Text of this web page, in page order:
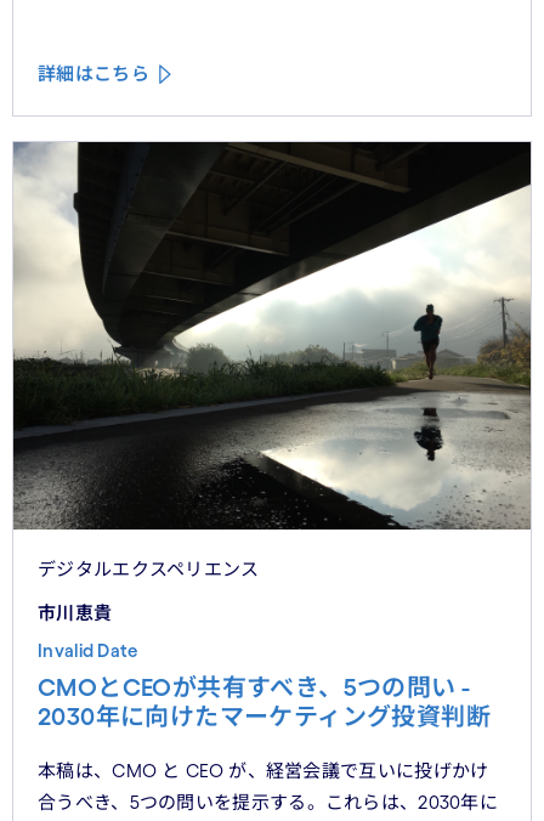
第3回では Learn フェーズで再定義されつつあるブラン
れらの議論を日本市場の文脈に着地させる。そして、希
望の視座を提示したい——日本の「顧客との関係構
築」が、世界で勝てる時代が、いま始まっている。
詳細はこちら
デジタルエクスペリエンス
市川恵貴
Invalid Date
CMOとCEOが共有すべき、5つの問い -
2030年に向けたマーケティング投資判断
本稿は、CMO と CEO が、経営会議で互いに投げかけ
合うべき、5つの問いを提示する。これらは、2030年に